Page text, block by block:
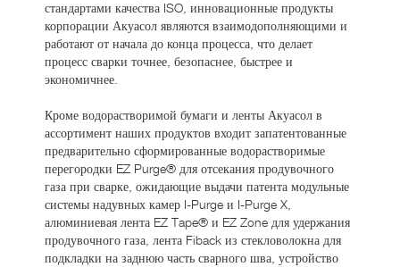
стандартами качества ISO, инновационные продукты
корпорации Акуасол являются взаимодополняющими и
работают от начала до конца процесса, что делает
процесс сварки точнее, безопаснее, быстрее и
экономичнее.
Кроме водорастворимой бумаги и ленты Акуасол в
ассортимент наших продуктов входит запатентованные
предварительно сформированные водорастворимые
перегородки EZ Purge® для отсекания продувочного
газа при сварке, ожидающие выдачи патента модульные
системы надувных камер I-Purge и I-Purge X,
алюминиевая лента EZ Tape® и EZ Zone для удержания
продувочного газа, лента Fiback из стекловолокна для
подкладки на заднюю часть сварного шва, устройство